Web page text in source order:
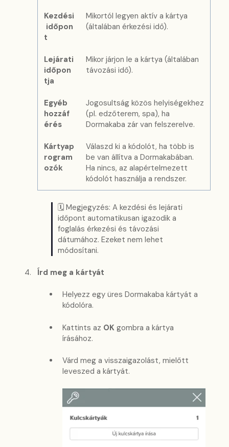
Kezdési
időpon
t
Mikortól legyen aktív a kártya
(általában érkezési idő).
Lejárati
időpon
tja
Mikor járjon le a kártya (általában
távozási idő).
Egyéb
hozzáf
érés
Jogosultság közös helyiségekhez
(pl. edzőterem, spa), ha
Dormakaba zár van felszerelve.
Kártyap
rogram
ozók
Válaszd ki a kódolót, ha több is
be van állítva a Dormakabában.
Ha nincs, az alapértelmezett
kódolót használja a rendszer.
🗓 Megjegyzés: A kezdési és lejárati
időpont automatikusan igazodik a
foglalás érkezési és távozási
dátumához. Ezeket nem lehet
módosítani.
Írd meg a kártyát
Helyezz egy üres Dormakaba kártyát a
kódolóra.
Kattints az OK gombra a kártya
írásához.
Várd meg a visszaigazolást, mielőtt
leveszed a kártyát.